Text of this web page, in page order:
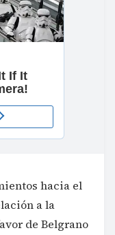
hacia el
a la
de Belgrano